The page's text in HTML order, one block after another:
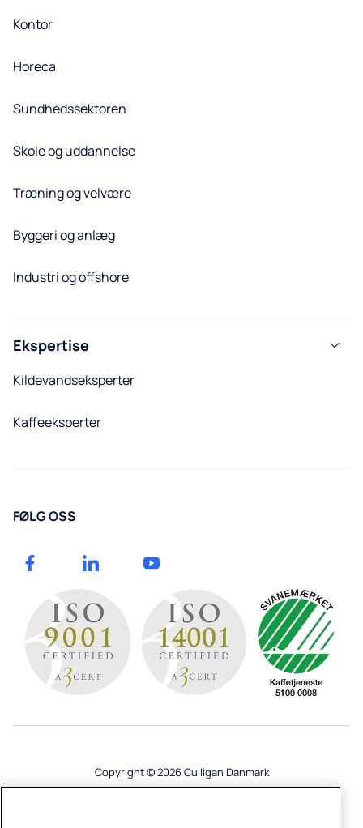
Kontor
Horeca
Sundhedssektoren
Skole og uddannelse
Træning og velvære
Byggeri og anlæg
Industri og offshore
Ekspertise
Kildevandseksperter
Kaffeeksperter
FØLG OSS
Copyright © 2026 Culligan Danmark